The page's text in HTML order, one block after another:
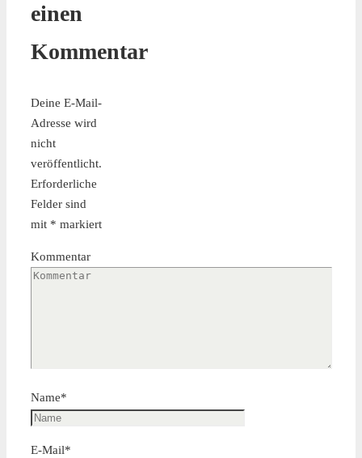
einen
Kommentar
Deine E-Mail-
Adresse wird
nicht
veröffentlicht.
Erforderliche
Felder sind
mit * markiert
Kommentar
Name*
E-Mail*